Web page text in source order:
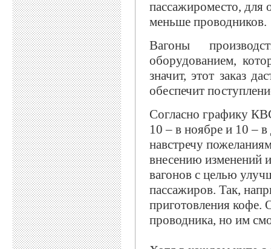
пассажироместо, для
меньше проводников.
Вагоны
оборудованием,
значит, этот заказ
обеспечит
Согласно графику
10 – в ноябре и 10 –
навстречу
внесению изменений
вагонов с целью
пассажиров. Так,
приготовления кофе.
проводника, но им